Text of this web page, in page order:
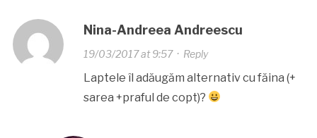
Nina-Andreea Andreescu
19/03/2017 at 9:57· Reply
Laptele îl adăugăm alternativ cu făina (+
sarea +praful de copt)?